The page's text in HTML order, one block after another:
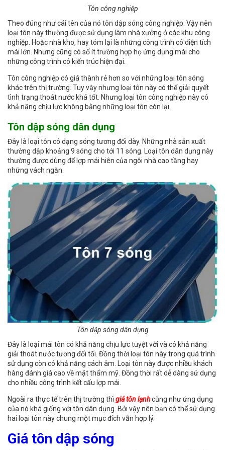
Tôn công nghiệp
Theo đúng như cái tên của nó tôn dập sóng công nghiệp. Vậy nên
loại tôn này thường được sử dụng làm nhà xưởng ở các khu công
nghiệp. Hoặc nhà kho, hay tóm lại là những công trình có diện tích
mái lớn. Nhưng cũng có số ít trường hợp họ ứng dụng mái cho
những công trình có kiến trúc hiện đại.
Tôn công nghiệp có giá thành rẻ hơn so với những loại tôn sóng
khác trên thị trường. Tuy vậy nhưng loại tôn này có thể giải quyết
tình trạng thoát nước khá tốt. Nhưng loại tôn công nghiệp này có
khả năng chịu lực không bằng những loại tôn còn lại.
Tôn dập sóng dân dụng
Đây là loại tôn có dạng sóng tương đối dày. Những nhà sản xuất
thường dập khoảng 9 sóng cho tới 11 sóng. Loại tôn dân dụng này
thường được dùng để lợp mái hiên của ngôi nhà cao tầng hay
những vách ngăn.
Tôn dập sóng dân dụng
Đây là loại mái tôn có khả năng chịu lực tuyệt vời và có khả năng
giải thoát nước tương đối tối. Đồng thời loại tôn này trong quá trình
sử dụng còn có khả năng cách âm. Loại tôn này được nhiều khách
hàng đánh giá cao về mặt thẩm mỹ. Đồng thời rất dễ dàng sử dụng
cho nhiều công trình kết cấu lợp mái.
Ngoài ra thực tế trên thị trường thì giá tôn lạnhcũng như ứng dụng
của nó khá giống với tôn dân dụng. Bởi vậy nên bạn có thể sử dụng
hai loại tôn này chung một mục đích vẫn hợp lý.
Giá tôn dập sóng